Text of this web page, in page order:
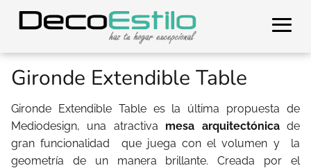
Gironde Extendible Table
Gironde Extendible Table es la última propuesta de
Mediodesign, una atractiva mesa arquitectónicade
gran funcionalidad
que juega con el volumen y
la
geometría de un manera brillante. Creada por el